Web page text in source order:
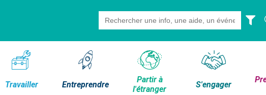
Search
for:
Travailler Entreprendre
Partir à
l'étranger
S'engager